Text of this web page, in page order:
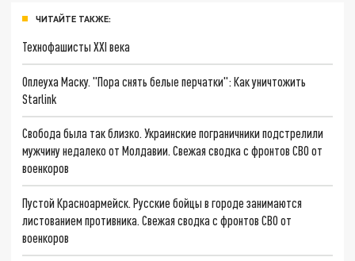
ЧИТАЙТЕ ТАКЖЕ:
Технофашисты XXI века
Оплеуха Маску. "Пора снять белые перчатки": Как уничтожить
Starlink
Свобода была так близко. Украинские пограничники подстрелили
мужчину недалеко от Молдавии. Свежая сводка с фронтов СВО от
военкоров
Пустой Красноармейск. Русские бойцы в городе занимаются
листованием противника. Свежая сводка с фронтов СВО от
военкоров